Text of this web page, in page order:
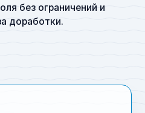
без ограничений и
доработки.